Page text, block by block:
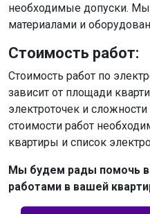
необходимые допуски.
материалами и
Стоимость работ:
Стоимость работ по
зависит от площади
электроточек и
стоимости работ
квартиры и список
Мы будем рады помочь
работами в вашей